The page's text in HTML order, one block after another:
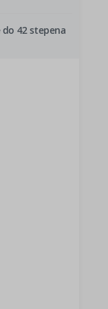
42 stepena